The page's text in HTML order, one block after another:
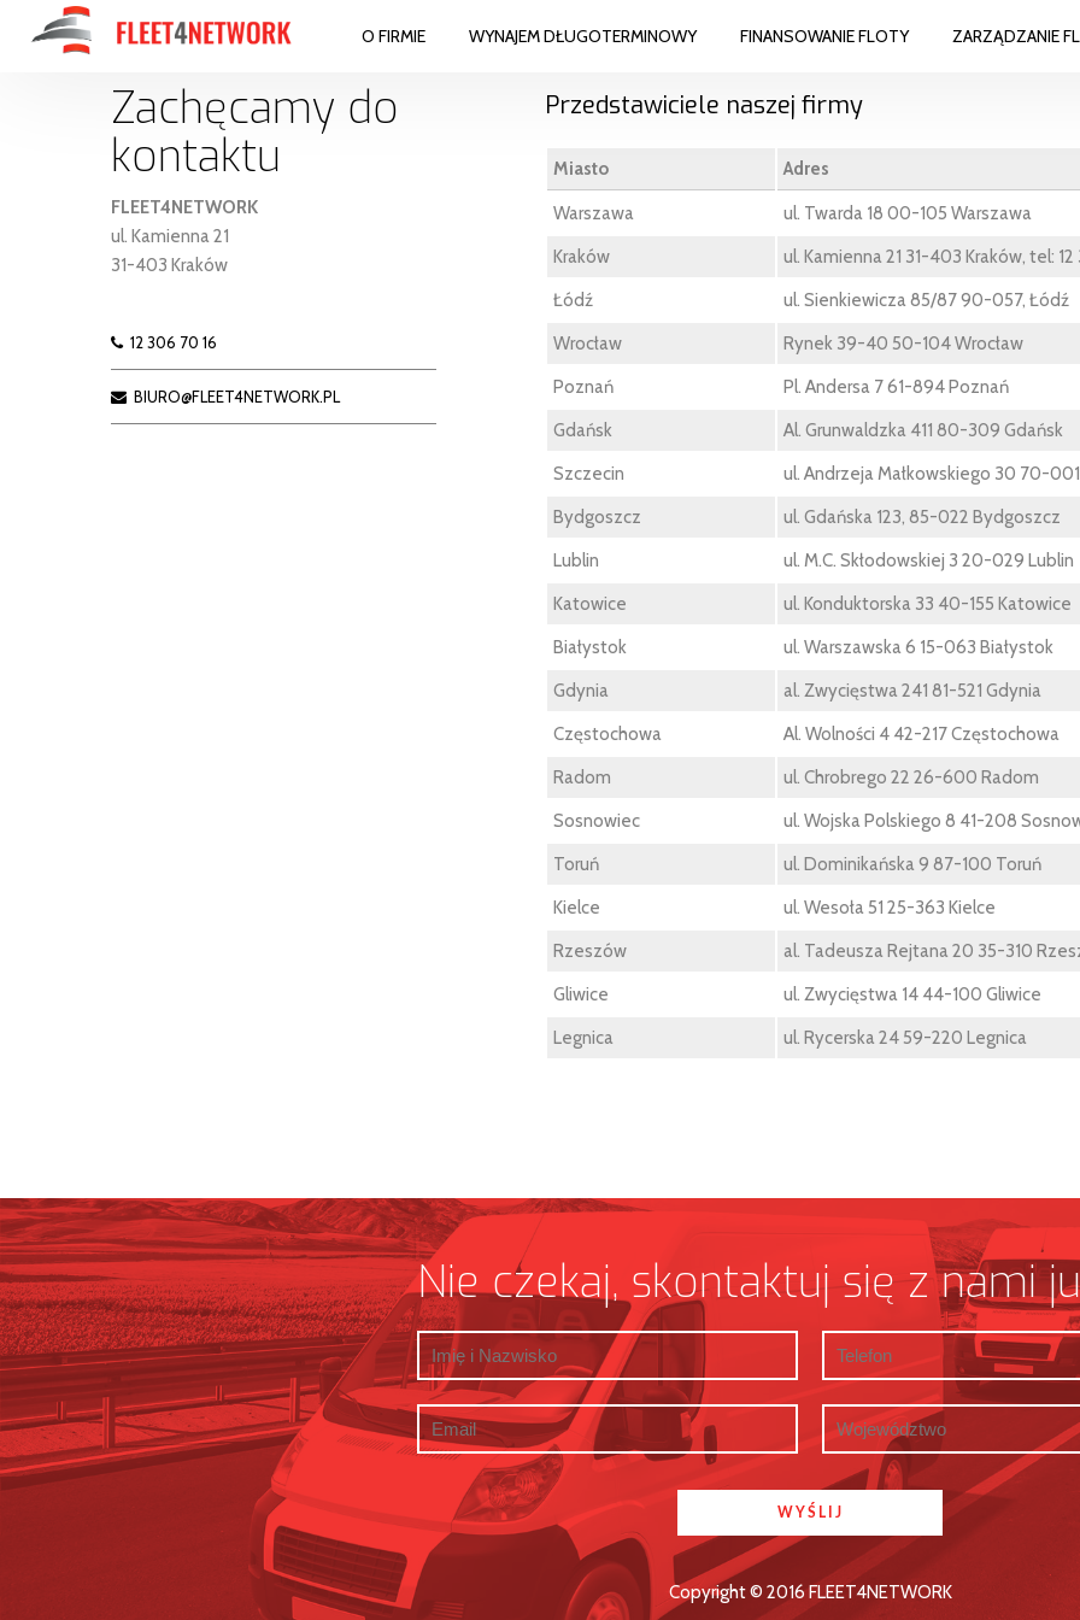
O FIRMIE WYNAJEM DŁUGOTERMINOWY FINANSOWANIE FLOTY ZARZĄDZANIE
Zachęcamy do
kontaktu
FLEET4NETWORK
ul. Kamienna 21
31-403 Kraków
12 306 70 16
BIURO@FLEET4NETWORK.PL
Przedstawiciele naszej firmy
Miasto Adres
Warszawa
ul. Twarda 18 00-105 Warszawa
Kraków
ul. Kamienna 21 31-403 Kraków, tel:
Łódź
ul. Sienkiewicza 85/87 90-057, Łódź
Wrocław
Rynek 39-40 50-104 Wrocław
Poznań
Pl. Andersa 7 61-894 Poznań
Gdańsk
Al. Grunwaldzka 411 80-309 Gdańsk
Szczecin
ul. Andrzeja Małkowskiego 30 70-
Bydgoszcz
ul. Gdańska 123, 85-022 Bydgoszcz
Lublin
ul. M.C. Skłodowskiej 3 20-029 Lublin
Katowice
ul. Konduktorska 33 40-155 Katowice
Białystok
ul. Warszawska 6 15-063 Białystok
Gdynia
al. Zwycięstwa 241 81-521 Gdynia
Częstochowa
Al. Wolności 4 42-217 Częstochowa
Radom
ul. Chrobrego 22 26-600 Radom
Sosnowiec
ul. Wojska Polskiego 8 41-208
Toruń
ul. Dominikańska 9 87-100 Toruń
Kielce
ul. Wesoła 51 25-363 Kielce
Rzeszów
al. Tadeusza Rejtana 20 35-310
Gliwice
ul. Zwycięstwa 14 44-100 Gliwice
Legnica
ul. Rycerska 24 59-220 Legnica
Nie czekaj, skontaktuj się z nami
Copyright © 2016 FLEET4NETWORK